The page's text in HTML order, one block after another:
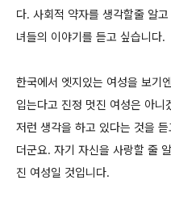
다. 사회적 약자를 생각할줄 알
녀들의 이야기를 듣고 싶습니다.
한국에서 엣지있는 여성을 보기
입는다고 진정 멋진 여성은 아
저런 생각을 하고 있다는 것을
더군요. 자기 자신을 사랑할 줄
진 여성일 것입니다.